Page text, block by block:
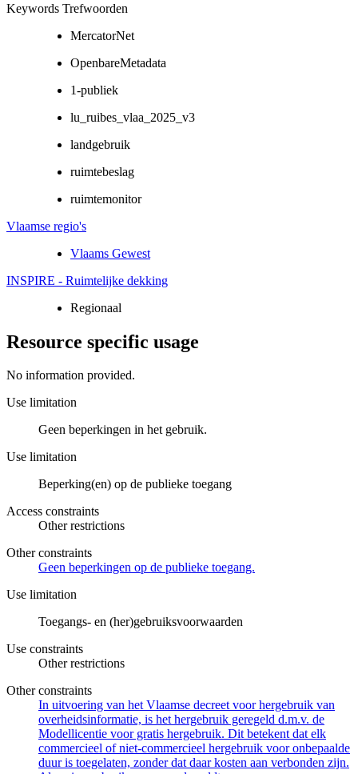
Keywords Trefwoorden
MercatorNet
OpenbareMetadata
1-publiek
lu_ruibes_vlaa_2025_v3
landgebruik
ruimtebeslag
ruimtemonitor
Vlaamse regio's
Vlaams Gewest
INSPIRE - Ruimtelijke dekking
Regionaal
Resource specific usage
No information provided.
Use limitation
Geen beperkingen in het gebruik.
Use limitation
Beperking(en) op de publieke toegang
Access constraints
Other restrictions
Other constraints
Geen beperkingen op de publieke toegang.
Use limitation
Toegangs- en (her)gebruiksvoorwaarden
Use constraints
Other restrictions
Other constraints
In uitvoering van het Vlaamse decreet voor hergebruik van
overheidsinformatie, is het hergebruik geregeld d.m.v. de
Modellicentie voor gratis hergebruik. Dit betekent dat elk
commercieel of niet-commercieel hergebruik voor onbepaalde
duur is toegelaten, zonder dat daar kosten aan verbonden zijn.